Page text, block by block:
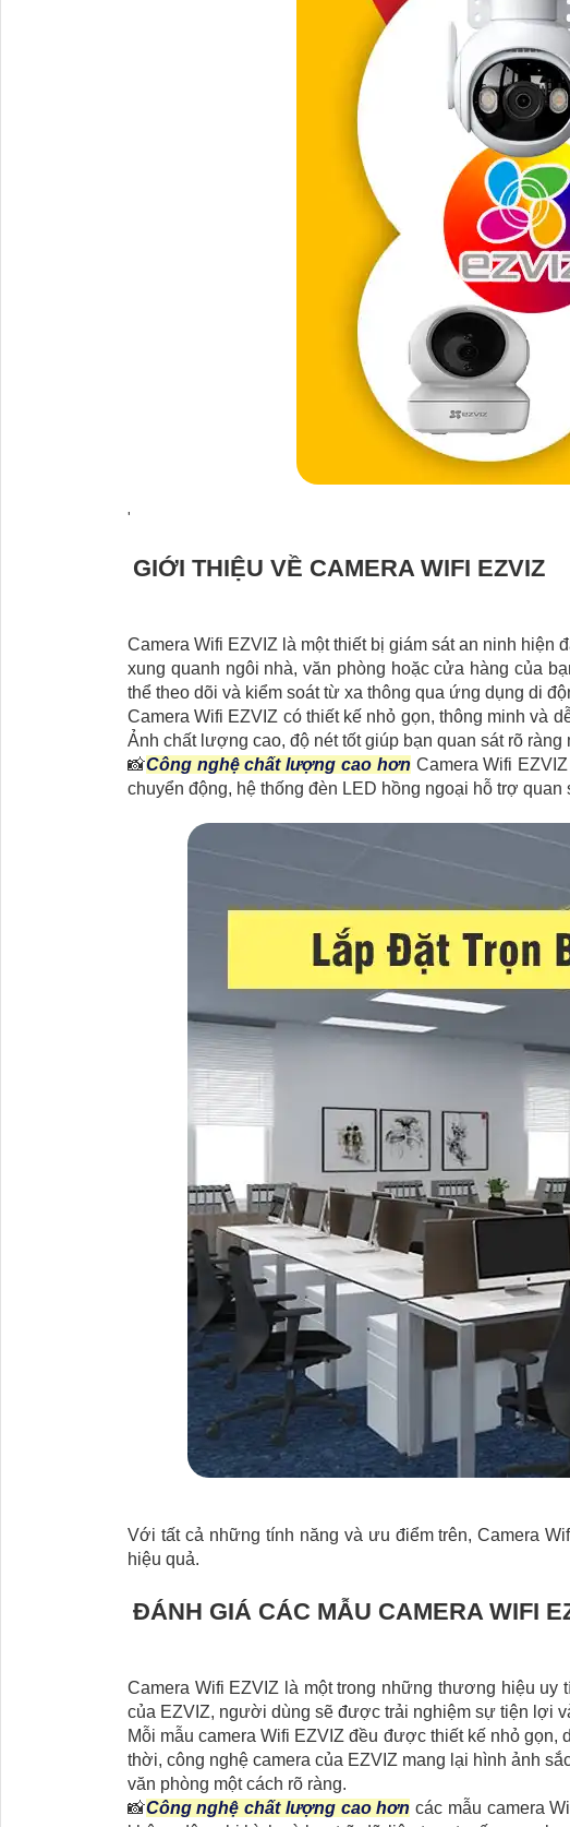
'
GIỚI THIỆU VỀ CAMERA WIFI EZVIZ
Camera Wifi EZVIZ là một thiết bị giám sát an ninh
xung quanh ngôi nhà, văn phòng hoặc cửa hàng của
thể theo dõi và kiểm soát từ xa thông qua ứng dụng di
Camera Wifi EZVIZ có thiết kế nhỏ gọn, thông minh và
Ảnh chất lượng cao, độ nét tốt giúp bạn quan sát rõ
📸Công nghệ chất lượng cao hơn Camera Wifi
chuyển động, hệ thống đèn LED hồng ngoại hỗ trợ
Với tất cả những tính năng và ưu điểm trên, Camera
hiệu quả.
ĐÁNH GIÁ CÁC MẪU CAMERA WIFI
Camera Wifi EZVIZ là một trong những thương hiệu uy
của EZVIZ, người dùng sẽ được trải nghiệm sự tiện lợi
Mỗi mẫu camera Wifi EZVIZ đều được thiết kế nhỏ
thời, công nghệ camera của EZVIZ mang lại hình ảnh
văn phòng một cách rõ ràng.
📸Công nghệ chất lượng cao hơn các mẫu camera